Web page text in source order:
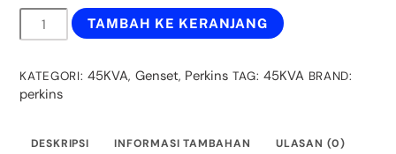
Kuantitas
WP50P
GENSET
PERKINS
STAMFORD
KVA
TAMBAH KE KERANJANG
KATEGORI:45KVA, Genset, Perkins TAG: 45KVA BRAND:
perkins
DESKRIPSI INFORMASI TAMBAHAN ULASAN (0)